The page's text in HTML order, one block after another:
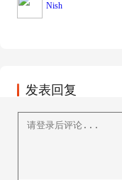
Nish
发表回复